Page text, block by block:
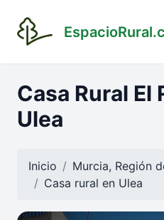
Casa Rural El
Ulea
Inicio Murcia, Región
Casa rural en Ulea